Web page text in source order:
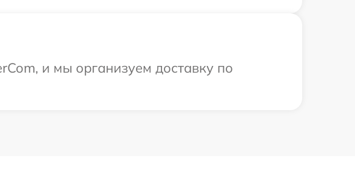
и мы организуем доставку по